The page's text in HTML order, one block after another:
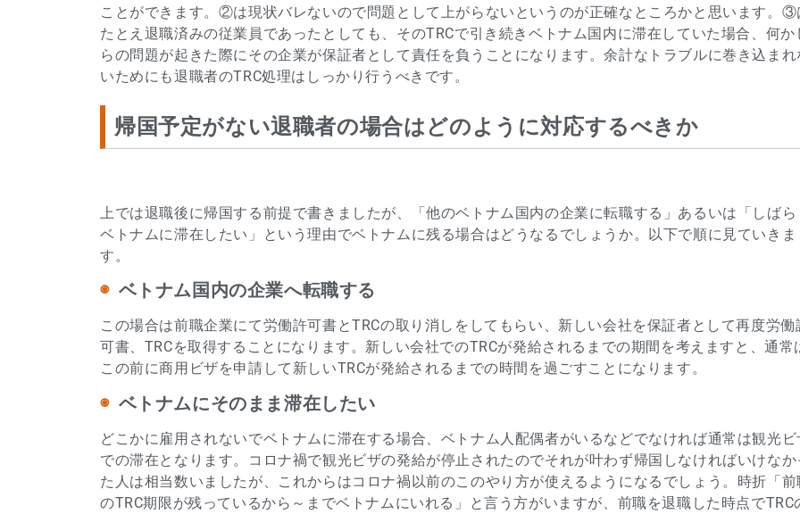
ことができます。②は現状バレないので問題として上がらないというのが正確なところかと思います。③
たとえ退職済みの従業員であったとしても、そのTRCで引き続きベトナム国内に滞在していた場合、何か
らの問題が起きた際にその企業が保証者として責任を負うことになります。余計なトラブルに巻き込まれ
いためにも退職者のTRC処理はしっかり行うべきです。
帰国予定がない退職者の場合はどのように対応するべきか
上では退職後に帰国する前提で書きましたが、「他のベトナム国内の企業に転職する」あるいは「しばら
ベトナムに滞在したい」という理由でベトナムに残る場合はどうなるでしょうか。以下で順に見ていきま
す。
ベトナム国内の企業へ転職する
この場合は前職企業にて労働許可書とTRCの取り消しをしてもらい、新しい会社を保証者として再度労働
可書、TRCを取得することになります。新しい会社でのTRCが発給されるまでの期間を考えますと、通常
この前に商用ビザを申請して新しいTRCが発給されるまでの時間を過ごすことになります。
ベトナムにそのまま滞在したい
どこかに雇用されないでベトナムに滞在する場合、ベトナム人配偶者がいるなどでなければ通常は観光ビ
での滞在となります。コロナ禍で観光ビザの発給が停止されたのでそれが叶わず帰国しなければいけなか
た人は相当数いましたが、これからはコロナ禍以前のこのやり方が使えるようになるでしょう。時折「前
のTRC期限が残っているから～までベトナムにいれる」と言う方がいますが、前職を退職した時点でTRC